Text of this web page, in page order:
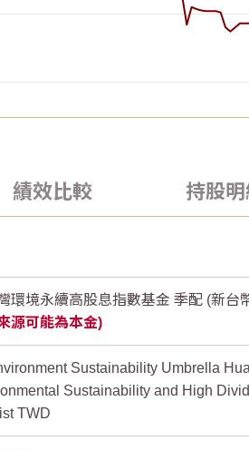
Time. Data ranges from 2026-05-
values. Data ranges from -
05 2026/06/20 2026/07/05 2026/07/20
Time. Data ranges from 2026-05-
values. Data ranges from -
05 2026/06/20 2026/07/05 2026/07/20
績效比較 持股明
環境永續高股息指數基金 季配 (新台
源可能為本金)
Sustainability Umbrella
Sustainability and High
TWD